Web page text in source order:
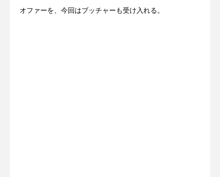
オファーを、今回はブッチャーも受け入れる。